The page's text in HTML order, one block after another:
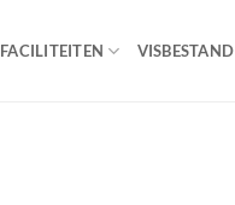
FACILITEITEN VISBESTAND